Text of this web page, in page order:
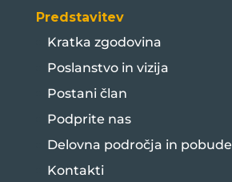
Predstavitev
Kratka zgodovina
Poslanstvo in vizija
Postani član
Podprite nas
Delovna področja in pobude
Kontakti